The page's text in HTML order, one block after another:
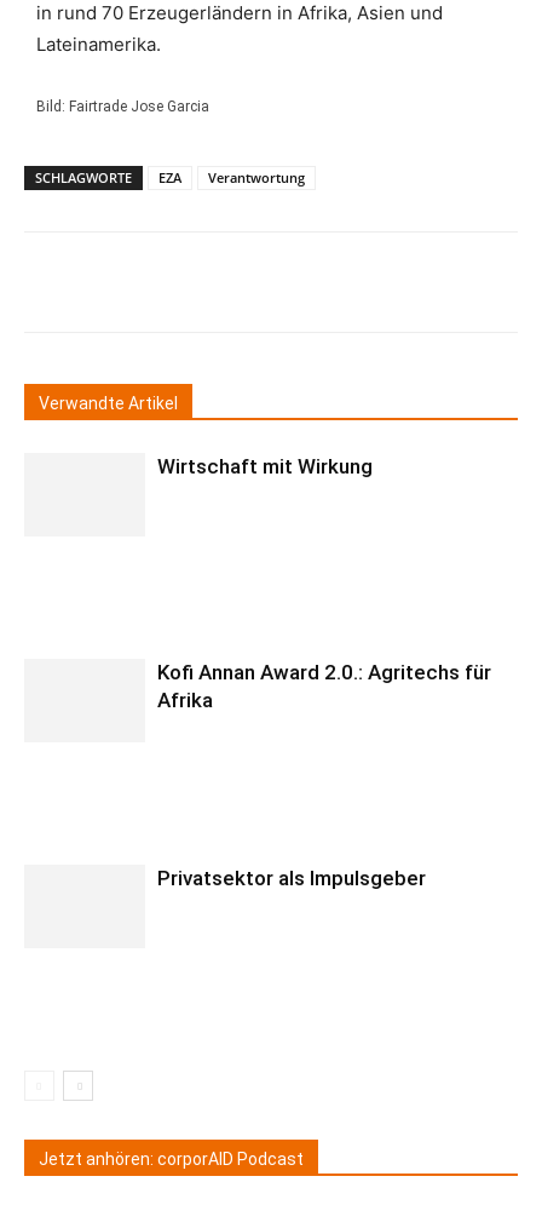
in rund 70 Erzeugerländern in Afrika, Asien und
Lateinamerika.
Bild: Fairtrade Jose Garcia
SCHLAGWORTE EZA Verantwortung
Verwandte Artikel
Wirtschaft mit Wirkung
Kofi Annan Award 2.0.: Agritechs für
Afrika
Privatsektor als Impulsgeber
Jetzt anhören: corporAID Podcast